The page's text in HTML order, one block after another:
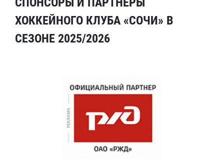
ХОККЕЙНОГО КЛУБА «СОЧИ» В
СЕЗОНЕ 2025/2026